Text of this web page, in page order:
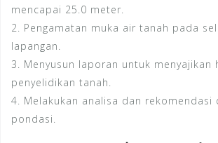
mencapai 25.0 meter.
2. Pengamatan muka air tanah pada
lapangan.
3. Menyusun laporan untuk menyajikan
penyelidikan tanah.
4. Melakukan analisa dan rekomendasi
pondasi.